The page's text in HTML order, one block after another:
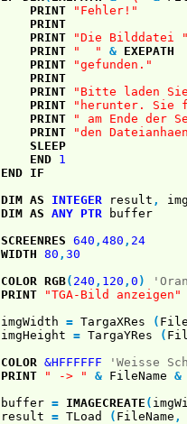
PRINT
"Fehler!"
PRINT
PRINT
"Die Bilddatei
PRINT
" " & EXEPATH
PRINT
"gefunden."
PRINT
PRINT
"Bitte laden
PRINT
"herunter. Sie
PRINT
" am Ende der
PRINT
"den
SLEEP
END 1
END IF
DIM AS INTEGER result ,
DIM AS ANY PTR buffer
SCREENRES 640 , 480 , 24
WIDTH 80 , 30
COLOR RGB( 240 , 120 , 0 )
PRINT
"TGA-Bild anzeigen"
imgWidth = TargaXRes (
imgHeight = TargaYRes (
COLOR &HFFFFFF
'Weisse
PRINT
" -> " & FileName &
buffer = IMAGECREATE (
result = TLoad ( FileName ,